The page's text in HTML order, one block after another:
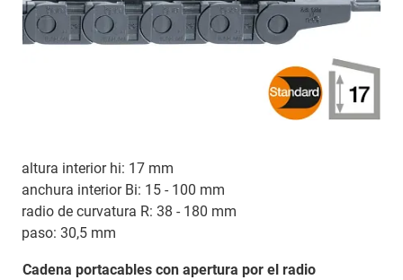
altura interior hi: 17 mm
anchura interior Bi: 15 - 100 mm
radio de curvatura R: 38 - 180 mm
paso: 30,5 mm
Cadena portacables con apertura por el radio